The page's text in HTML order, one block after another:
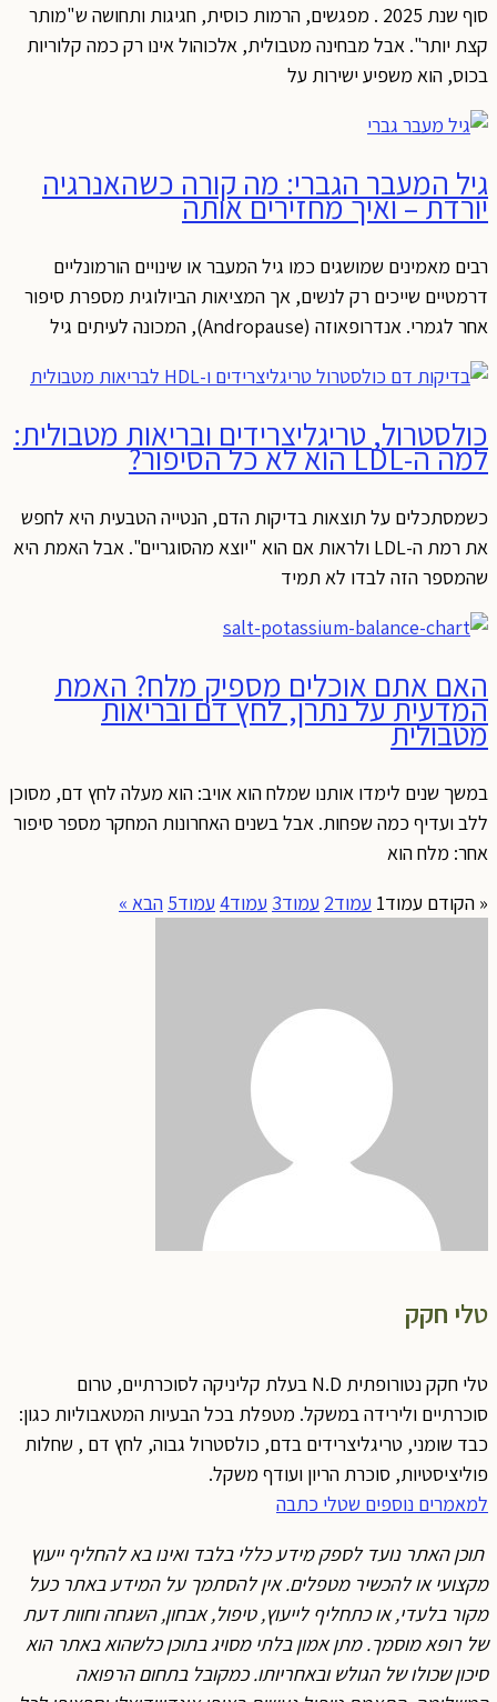
סוף שנת 2025 . מפגשים, הרמות כוסית, חגיגות ותחושה ש"מותר
קצת יותר". אבל מבחינה מטבולית, אלכוהול אינו רק כמה קלוריות
בכוס, הוא משפיע ישירות על
גיל המעבר הגברי: מה קורה כשהאנרגיה
יורדת – ואיך מחזירים אותה
רבים מאמינים שמושגים כמו גיל המעבר או שינויים הורמונליים
דרמטיים שייכים רק לנשים, אך המציאות הביולוגית מספרת סיפור
אחר לגמרי. אנדרופאוזה (Andropause), המכונה לעיתים גיל
כולסטרול, טריגליצרידים ובריאות מטבולית:
למה ה-LDL הוא לא כל הסיפור?
כשמסתכלים על תוצאות בדיקות הדם, הנטייה הטבעית היא לחפש
את רמת ה-LDL ולראות אם הוא "יוצא מהסוגריים". אבל האמת היא
שהמספר הזה לבדו לא תמיד
האם אתם אוכלים מספיק מלח? האמת
המדעית על נתרן, לחץ דם ובריאות
מטבולית
במשך שנים לימדו אותנו שמלח הוא אויב: הוא מעלה לחץ דם, מסוכן
ללב ועדיף כמה שפחות. אבל בשנים האחרונות המחקר מספר סיפור
אחר: מלח הוא
« הקודם עמוד1 עמוד2 עמוד3 עמוד4 עמוד5 הבא »
טלי חקק
טלי חקק נטורופתית N.D בעלת קליניקה לסוכרתיים, טרום
סוכרתיים ולירידה במשקל. מטפלת בכל הבעיות המטאבוליות כגון:
כבד שומני, טריגליצרידים בדם, כולסטרול גבוה, לחץ דם , שחלות
פוליציסטיות, סוכרת הריון ועודף משקל.
למאמרים נוספים שטלי כתבה
תוכן האתר נועד לספק מידע כללי בלבד ואינו בא להחליף ייעוץ
מקצועי או להכשיר מטפלים. אין להסתמך על המידע באתר כעל
מקור בלעדי, או כתחליף לייעוץ, טיפול, אבחון, השגחה וחוות דעת
של רופא מוסמך. מתן אמון בלתי מסויג בתוכן כלשהוא באתר הוא
סיכון שכולו של הגולש ובאחריותו. כמקובל בתחום הרפואה